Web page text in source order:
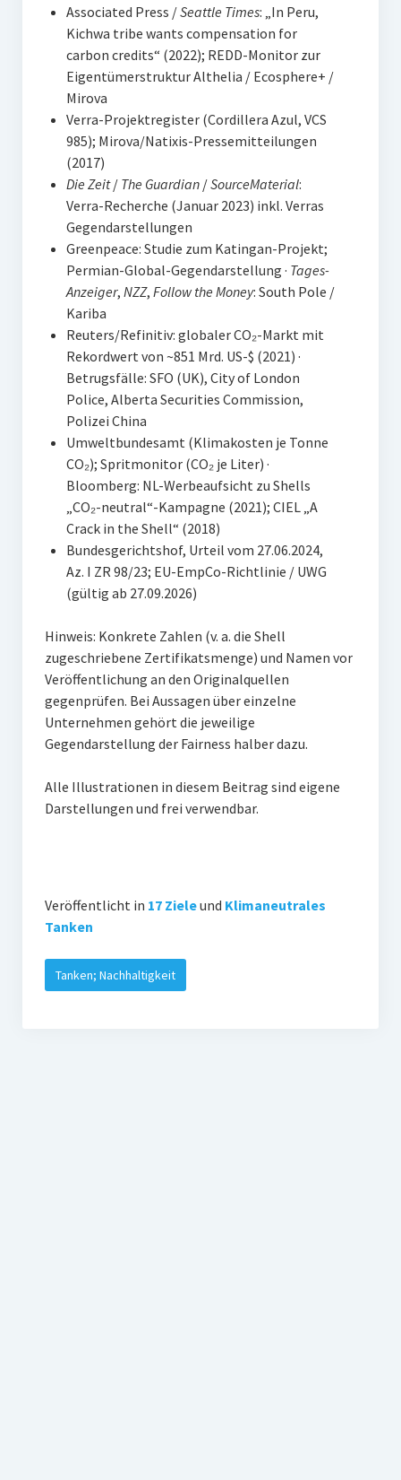
Associated Press /Seattle Times: „In Peru,
Kichwa tribe wants compensation for
carbon credits“ (2022); REDD-Monitor zur
Eigentümerstruktur Althelia / Ecosphere+ /
Mirova
Verra-Projektregister (Cordillera Azul, VCS
985); Mirova/Natixis-Pressemitteilungen
(2017)
Die Zeit/ The Guardian/SourceMaterial:
Verra-Recherche (Januar 2023) inkl. Verras
Gegendarstellungen
Greenpeace: Studie zum Katingan-Projekt;
Permian-Global-Gegendarstellung · Tages-
Anzeiger, NZZ, Follow the Money: South Pole /
Kariba
Reuters/Refinitiv: globaler CO₂-Markt mit
Rekordwert von ~851 Mrd. US-$ (2021) ·
Betrugsfälle: SFO (UK), City of London
Police, Alberta Securities Commission,
Polizei China
Umweltbundesamt (Klimakosten je Tonne
CO₂); Spritmonitor (CO₂ je Liter) ·
Bloomberg: NL-Werbeaufsicht zu Shells
„CO₂-neutral“-Kampagne (2021); CIEL „A
Crack in the Shell“ (2018)
Bundesgerichtshof, Urteil vom 27.06.2024,
Az. I ZR 98/23; EU-EmpCo-Richtlinie / UWG
(gültig ab 27.09.2026)
Hinweis: Konkrete Zahlen (v. a. die Shell
zugeschriebene Zertifikatsmenge) und Namen vor
Veröffentlichung an den Originalquellen
gegenprüfen. Bei Aussagen über einzelne
Unternehmen gehört die jeweilige
Gegendarstellung der Fairness halber dazu.
Alle Illustrationen in diesem Beitrag sind eigene
Darstellungen und frei verwendbar.
Veröffentlicht in 17 Zieleund Klimaneutrales
Tanken
Tanken; Nachhaltigkeit